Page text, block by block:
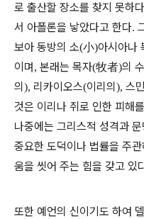
로 출산할 장소를 찾지 못하
서 아폴론을 낳았다고 한다.
보아 동방의 소(小)아시아나
이며, 본래는 목자(牧者)의
의 ), 리카이오스(이리의 ), 스
것은 이리나 쥐로 인한 피해
나중에는 그리스적 성격과
중요한 도덕이나 법률을 주관
움을 씻어 주는 힘을 갖고 있
또한 예언의 신이기도 하여